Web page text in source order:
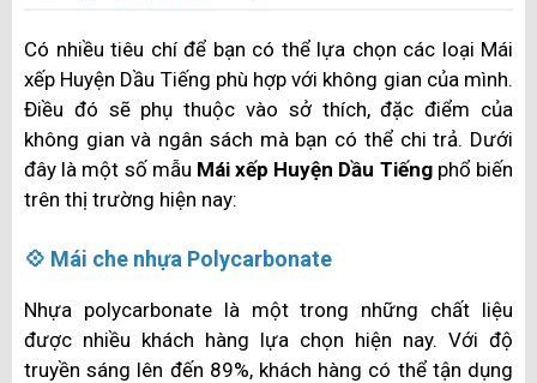
Có nhiều tiêu chí để bạn có thể lựa chọn các loại Mái
xếp Huyện Dầu Tiếng phù hợp với không gian của mình.
Điều đó sẽ phụ thuộc vào sở thích, đặc điểm của
không gian và ngân sách mà bạn có thể chi trả. Dưới
đây là một số mẫu Mái xếp Huyện Dầu Tiếng phổ biến
trên thị trường hiện nay:
💠 Mái che nhựa Polycarbonate
Nhựa polycarbonate là một trong những chất liệu
được nhiều khách hàng lựa chọn hiện nay. Với độ
truyền sáng lên đến 89%, khách hàng có thể tận dụng